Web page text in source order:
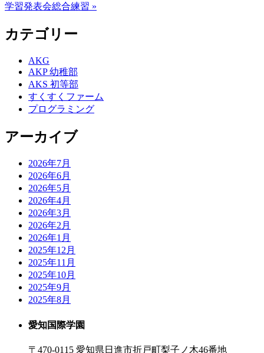
学習発表会総合練習 »
カテゴリー
AKG
AKP 幼稚部
AKS 初等部
すくすくファーム
プログラミング
アーカイブ
2026年7月
2026年6月
2026年5月
2026年4月
2026年3月
2026年2月
2026年1月
2025年12月
2025年11月
2025年10月
2025年9月
2025年8月
愛知国際学園
〒470-0115 愛知県日進市折戸町梨子ノ木46番地